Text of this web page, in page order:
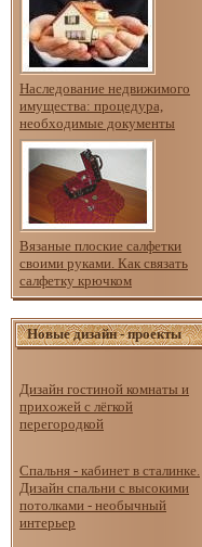
Наследование недвижимого
имущества: процедура,
необходимые документы
Вязаные плоские салфетки
своими руками. Как связать
салфетку крючком
Новые дизайн - проекты
Дизайн гостиной комнаты и
прихожей с лёгкой
перегородкой
Спальня - кабинет в сталинке.
Дизайн спальни с высокими
потолками - необычный
интерьер